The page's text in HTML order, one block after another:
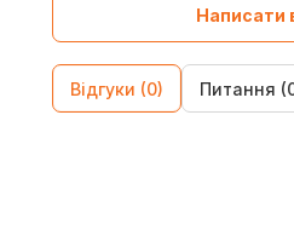
Написати
Відгуки (0) Питання